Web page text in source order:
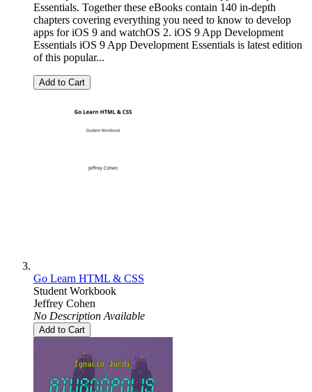
Essentials. Together these eBooks contain 140 in-depth
chapters covering everything you need to know to develop
apps for iOS 9 and watchOS 2. iOS 9 App Development
Essentials iOS 9 App Development Essentials is latest edition
of this popular...
Add to Cart
Go Learn HTML & CSS
Student Workbook
Jeffrey Cohen
No Description Available
Add to Cart